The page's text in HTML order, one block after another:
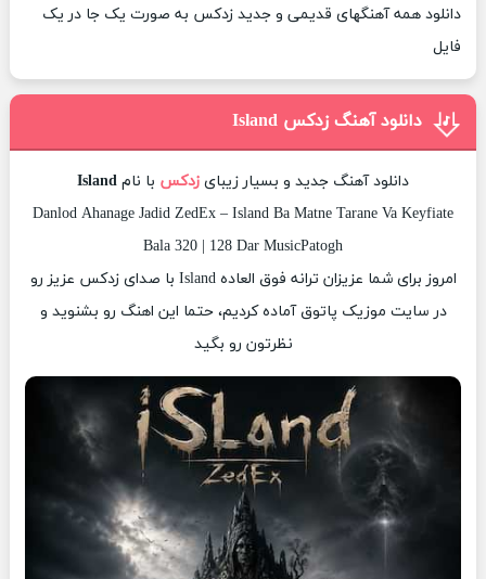
دانلود همه آهنگهای قدیمی و جدید زدکس به صورت یک جا در یک
فایل
دانلود آهنگ زدکس Island
دانلود آهنگ جدید و بسیار زیبای زدکس با نام Island
Danlod Ahanage Jadid ZedEx – Island Ba Matne Tarane Va Keyfiate
Bala 320 | 128 Dar MusicPatogh
امروز برای شما عزیزان ترانه فوق العاده Island با صدای زدکس عزیز رو
در سایت موزیک پاتوق آماده کردیم، حتما این اهنگ رو بشنوید و
نظرتون رو بگید